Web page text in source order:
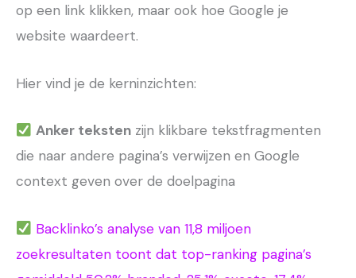
op een link klikken, maar ook hoe Google je
website waardeert.
Hier vind je de kerninzichten:
Anker tekstenzijn klikbare tekstfragmenten
die naar andere pagina’s verwijzen en Google
context geven over de doelpagina
Backlinko’s analyse van 11,8 miljoen
zoekresultaten toont dat top-ranking pagina’s